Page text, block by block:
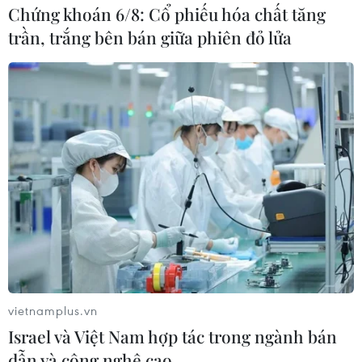
Chung tay 'giải cứu' nông sản trong đợt
dịch COVID-19 ở Hải Dương
20/02/2021 01:28
Sở Công Thương Hải Dương đã có văn bản đề nghị các
chốt kiểm soát tạo điều kiện lưu thông cho đội xe tình
nguyện của Tỉnh đoàn đi thu mua nông sản, đảm bảo
áp dụng đầy đủ biện pháp phòng dịch.
Chứng khoán 6/8: Cổ phiếu hóa chất tăng
trần, trắng bên bán giữa phiên đỏ lửa
vietnamplus.vn
Israel và Việt Nam hợp tác trong ngành bán